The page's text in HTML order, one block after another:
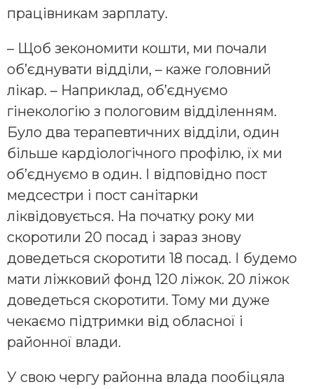
працівникам зарплату.
– Щоб зекономити кошти, ми почали
об’єднувати відділи, – каже головний
лікар. – Наприклад, об’єднуємо
гінекологію з пологовим відділенням.
Було два терапевтичних відділи, один
більше кардіологічного профілю, їх ми
об’єднуємо в один. І відповідно пост
медсестри і пост санітарки
ліквідовується. На початку року ми
скоротили 20 посад і зараз знову
доведеться скоротити 18 посад. І будемо
мати ліжковий фонд 120 ліжок. 20 ліжок
доведеться скоротити. Тому ми дуже
чекаємо підтримки від обласної і
районної влади.
У свою чергу районна влада пообіцяла